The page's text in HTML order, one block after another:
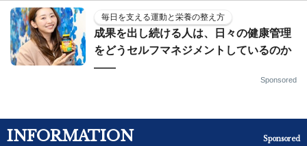
毎日を支える運動と栄養の整え方
成果を出し続ける人は、日々の健康管理
をどうセルフマネジメントしているのか
——
Sponsored
INFORMATION Sponsored